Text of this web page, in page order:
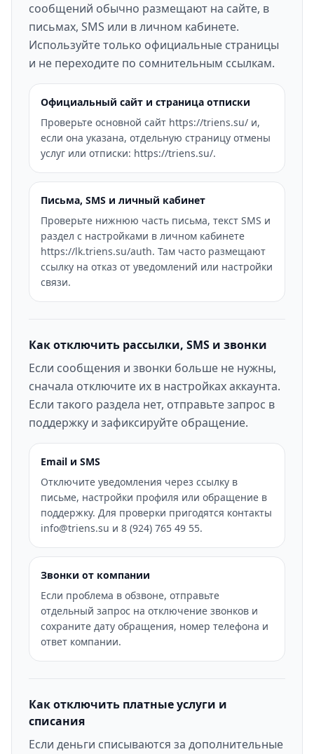
сообщений обычно размещают на сайте, в
письмах, SMS или в личном кабинете.
Используйте только официальные страницы
и не переходите по сомнительным ссылкам.
Официальный сайт и страница отписки
Проверьте основной сайт https://triens.su/ и,
если она указана, отдельную страницу отмены
услуг или отписки: https://triens.su/.
Письма, SMS и личный кабинет
Проверьте нижнюю часть письма, текст SMS и
раздел с настройками в личном кабинете
https://lk.triens.su/auth. Там часто размещают
ссылку на отказ от уведомлений или настройки
связи.
Как отключить рассылки, SMS и звонки
Если сообщения и звонки больше не нужны,
сначала отключите их в настройках аккаунта.
Если такого раздела нет, отправьте запрос в
поддержку и зафиксируйте обращение.
Email и SMS
Отключите уведомления через ссылку в
письме, настройки профиля или обращение в
поддержку. Для проверки пригодятся контакты
info@triens.su и 8 (924) 765 49 55.
Звонки от компании
Если проблема в обзвоне, отправьте
отдельный запрос на отключение звонков и
сохраните дату обращения, номер телефона и
ответ компании.
Как отключить платные услуги и
списания
Если деньги списываются за дополнительные